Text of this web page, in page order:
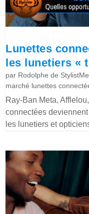
Lunettes
les lunetiers «
par Rodolphe de StylistMe
marché lunettes
Ray-Ban Meta,
connectées
les lunetiers et